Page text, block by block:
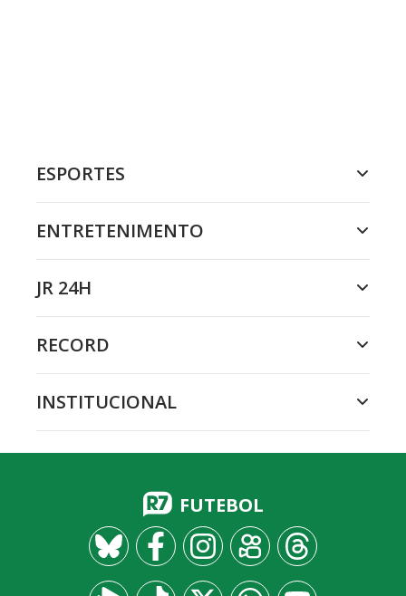
ESPORTES
ENTRETENIMENTO
JR 24H
RECORD
INSTITUCIONAL
FUTEBOL